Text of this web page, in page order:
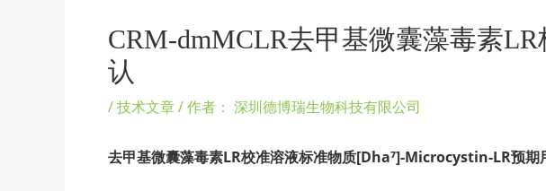
CRM-dmMCLR去甲基微囊藻毒素
认
/技术文章/ 作者： 深圳德博瑞生物科技有限公司
去甲基微囊藻毒素LR校准溶液标准物质[Dha⁷]-Microcystin-LR预期